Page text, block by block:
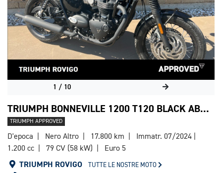
1 / 10
TRIUMPH BONNEVILLE 1200 T120 BLACK ABS E5
TRIUMPH APPROVED
D'epoca Nero Altro 17.800 km
Immatr. 07/2024
1.200 cc
79 CV (58 kW) Euro 5
TRIUMPH ROVIGO TUTTE LE NOSTRE MOTO